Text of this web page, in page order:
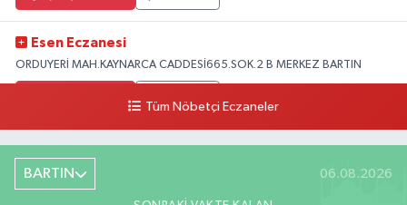
Esen Eczanesi
ORDUYERİ MAH.KAYNARCA CADDESİ665.SOK.2 B MERKEZ BARTIN
Şiremirçavuş Mahallesi, Kırıkçı Zeliha Ana Sokak No:20 8 Merkez Bartın
0 (378) 227 85 45
Tüm Nöbetçi Eczaneler
BARTIN 06.08.2026